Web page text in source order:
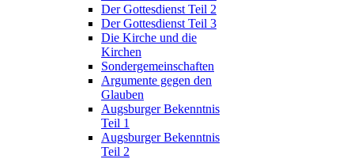
Der Gottesdienst Teil 2
Der Gottesdienst Teil 3
Die Kirche und die
Kirchen
Sondergemeinschaften
Argumente gegen den
Glauben
Augsburger Bekenntnis
Teil 1
Augsburger Bekenntnis
Teil 2